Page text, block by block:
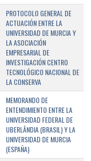
PROTOCOLO GENERAL DE
ACTUACIÓN ENTRE LA
UNIVERSIDAD DE MURCIA Y
LA ASOCIACIÓN
EMPRESARIAL DE
INVESTIGACIÓN CENTRO
TECNOLÓGICO NACIONAL DE
LA CONSERVA
MEMORANDO DE
ENTENDIMIENTO ENTRE LA
UNIVERSIDAD FEDERAL DE
UBERLÂNDIA (BRASIL) Y LA
UNIVERSIDAD DE MURCIA
(ESPAÑA)